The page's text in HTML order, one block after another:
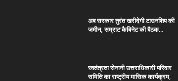
अब सरकार तुरंत खरीदेगी टाउनशिप की
जमीन, सम्राट कैबिनेट की बैठक...
स्वतंत्रता सेनानी उत्तराधिकारी परिवार
समिति का राष्ट्रीय मासिक कार्यक्रम,